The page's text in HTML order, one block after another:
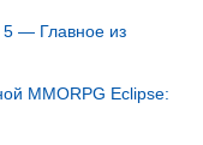
5 — Главное из
MMORPG Eclipse: